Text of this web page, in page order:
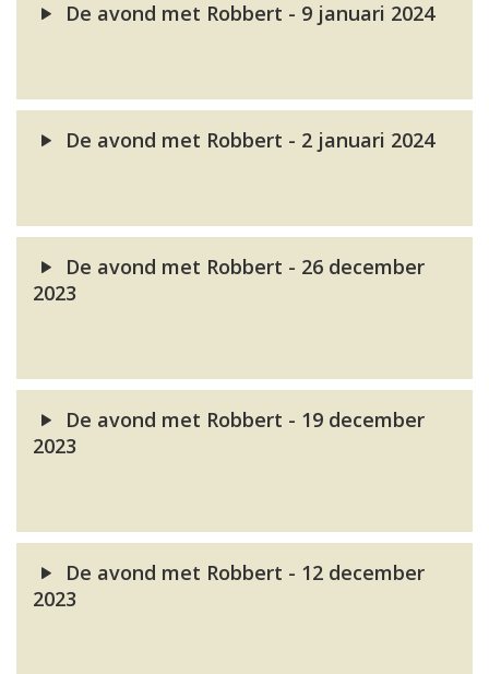
De avond met Robbert - 9 januari 2024
De avond met Robbert - 2 januari 2024
De avond met Robbert - 26 december
2023
De avond met Robbert - 19 december
2023
De avond met Robbert - 12 december
2023